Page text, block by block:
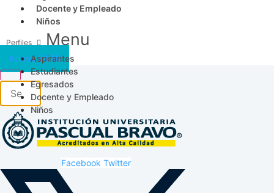
Docente y Empleado
Niños
Menu
Aspirantes
Estudiantes
Egresados
Docente y Empleado
Niños
Acceso SICAU
Facebook Twitter